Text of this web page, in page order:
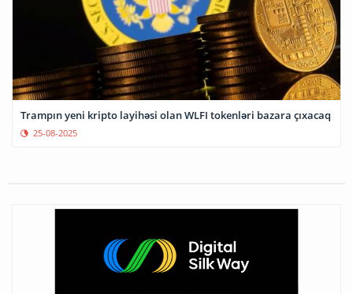
Trampın yeni kripto layihəsi olan WLFI tokenləri bazara çıxacaq
25-08-2025